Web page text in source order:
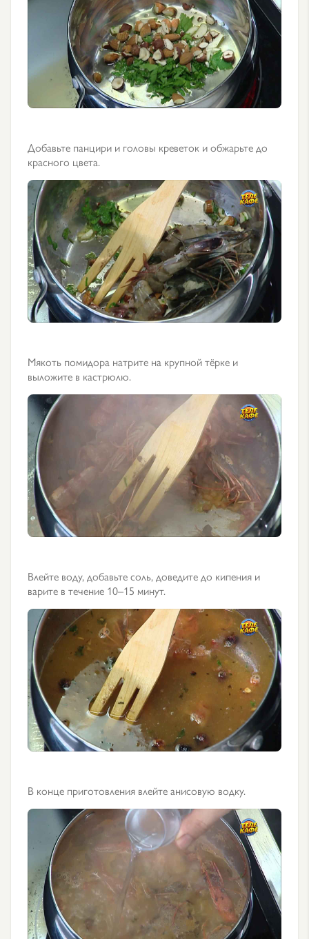
Добавьте панцири и головы креветок и обжарьте до
красного цвета.
Мякоть помидора натрите на крупной тёрке и
выложите в кастрюлю.
Влейте воду, добавьте соль, доведите до кипения и
варите в течение 10–15 минут.
В конце приготовления влейте анисовую водку.